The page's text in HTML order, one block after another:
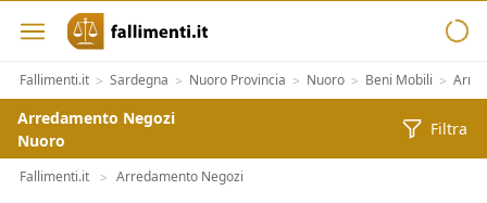
Fallimenti.it > Sardegna > Nuoro Provincia > Nuoro > Beni Mobili >
Arredamento Negozi
Nuoro
Filtra
Fallimenti.it > Arredamento Negozi